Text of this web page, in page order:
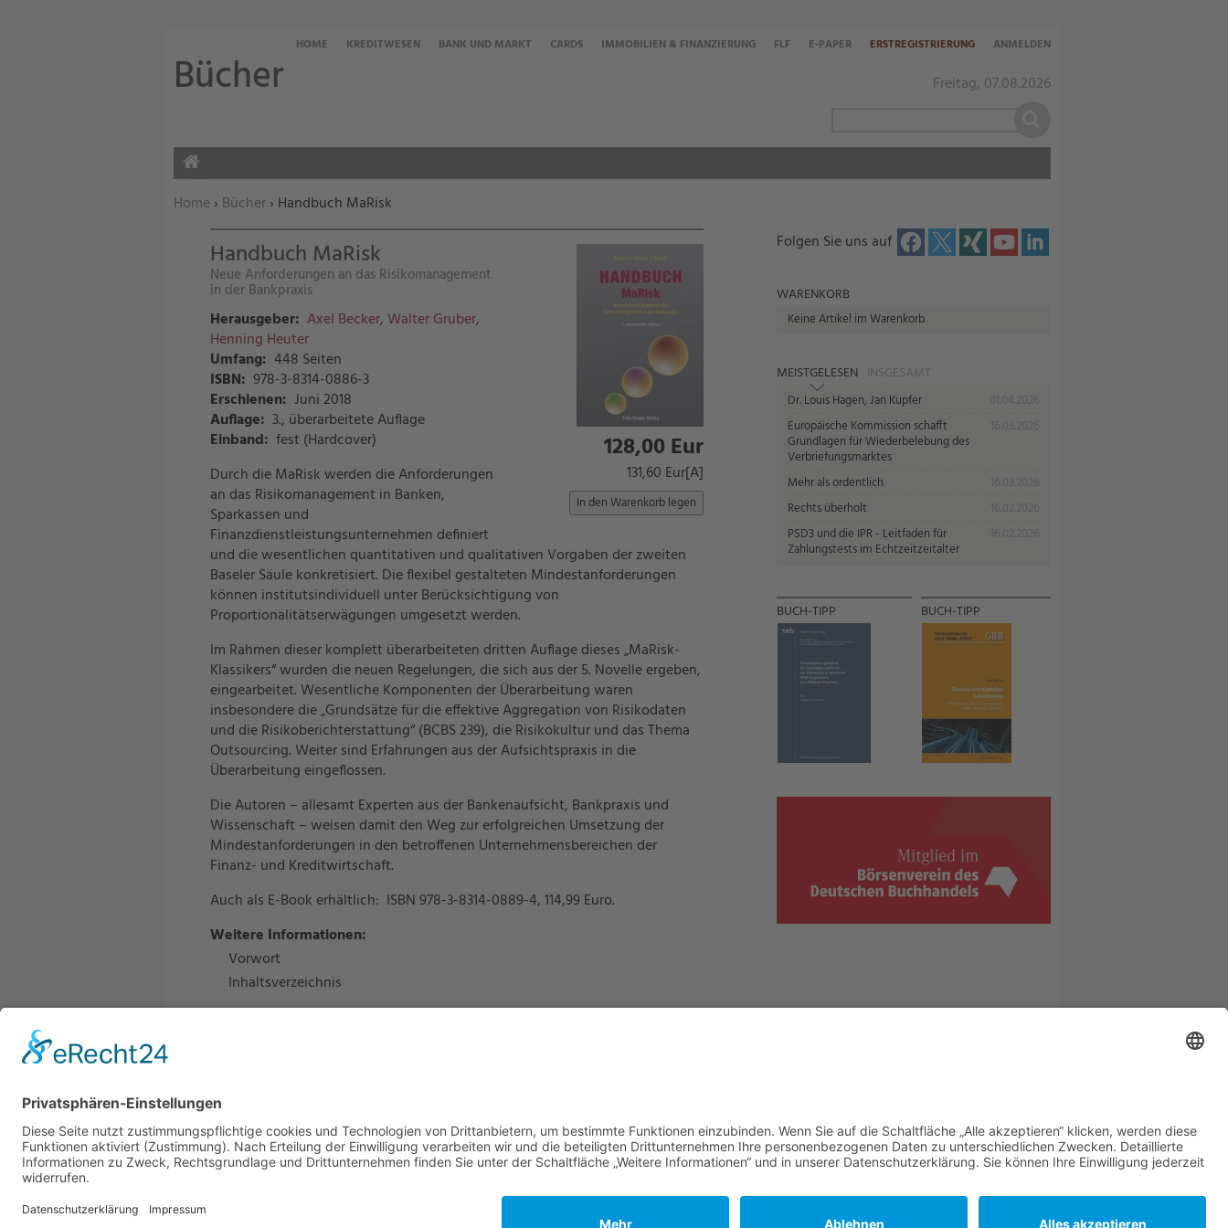
Freitag, 07.08.2026
Bücher
HOME KREDITWESEN BANK UND MARKT CARDS IMMOBILIEN & FINANZIERUNG FLF E-PAPER ERSTREGISTRIERUNG ANMELDEN
Sie befinden sich hier:
Home › Bücher› Handbuch MaRisk
128,00 Eur
131,60 Eur[A]
Handbuch MaRisk
Neue Anforderungen an das Risikomanagement
in der Bankpraxis
Herausgeber: Axel Becker, Walter Gruber,
Henning Heuter
Umfang: 448 Seiten
ISBN: 978-3-8314-0886-3
Erschienen: Juni 2018
Auflage: 3., überarbeitete Auflage
Einband: fest (Hardcover)
Durch die MaRisk werden die Anforderungen
an das Risikomanagement in Banken,
Sparkassen und
Finanzdienstleistungsunternehmen definiert
und die wesentlichen quantitativen und qualitativen Vorgaben der zweiten
Baseler Säule konkretisiert. Die flexibel gestalteten Mindestanforderungen
können institutsindividuell unter Berücksichtigung von
Proportionalitätserwägungen umgesetzt werden.
Im Rahmen dieser komplett überarbeiteten dritten Auflage dieses „MaRisk-
Klassikers“ wurden die neuen Regelungen, die sich aus der 5. Novelle ergeben,
eingearbeitet. Wesentliche Komponenten der Überarbeitung waren
insbesondere die „Grundsätze für die effektive Aggregation von Risikodaten
und die Risikoberichterstattung“ (BCBS 239), die Risikokultur und das Thema
Outsourcing. Weiter sind Erfahrungen aus der Aufsichtspraxis in die
Überarbeitung eingeflossen.
Die Autoren – allesamt Experten aus der Bankenaufsicht, Bankpraxis und
Wissenschaft – weisen damit den Weg zur erfolgreichen Umsetzung der
Mindestanforderungen in den betroffenen Unternehmensbereichen der
Finanz- und Kreditwirtschaft.
Auch als E-Book erhältlich: ISBN 978-3-8314-0889-4, 114,99 Euro.
Weitere Informationen:
Vorwort
Inhaltsverzeichnis
Zum Seitenanfang
Folgen Sie uns auf
WARENKORB
Keine Artikel im Warenkorb
MEISTGELESEN INSGESAMT
Dr. Louis Hagen, Jan Kupfer
Europäische Kommission schafft
Grundlagen für Wiederbelebung des
Verbriefungsmarktes
Mehr als ordentlich
Rechts überholt
PSD3 und die IPR - Leitfaden für
Zahlungstests im Echtzeitzeitalter
BUCH-TIPP BUCH-TIPP
HOME
NACH OBEN
Alle Rechte vorbehalten: Verlagsgruppe Knapp - Richardi - Verlag für Absatzwirtschaft
AGB Nutzungsbedingungen Datenschutz Impressum